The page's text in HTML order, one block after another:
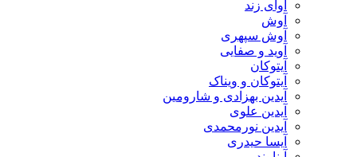
آوای زند
آوش
آوش سپهری
آوید و صفایی
آیتوکان
آیتوکان و ویناک
آیدین بهزادی و شارومین
آیدین علوی
آیدین نورمحمدی
آیسا حیدری